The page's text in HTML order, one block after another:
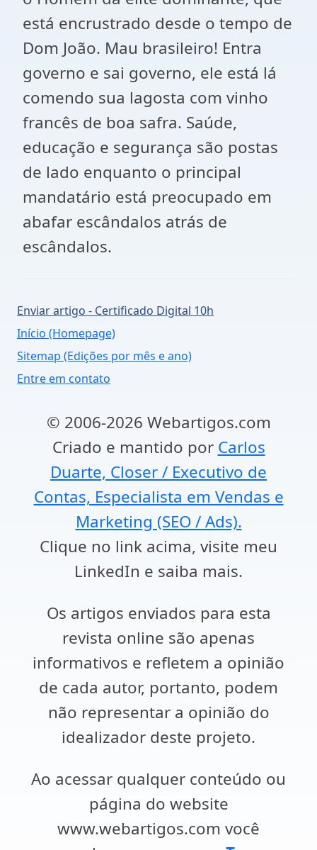
está encrustrado desde o tempo de
Dom João. Mau brasileiro! Entra
governo e sai governo, ele está lá
comendo sua lagosta com vinho
francês de boa safra. Saúde,
educação e segurança são postas
de lado enquanto o principal
mandatário está preocupado em
abafar escândalos atrás de
escândalos.
Enviar artigo - Certificado Digital 10h
Início (Homepage)
Sitemap (Edições por mês e ano)
Entre em contato
© 2006-2026 Webartigos.com
Criado e mantido por Carlos
Duarte, Closer / Executivo de
Contas, Especialista em Vendas e
Marketing (SEO / Ads).
Clique no link acima, visite meu
LinkedIn e saiba mais.
Os artigos enviados para esta
revista online são apenas
informativos e refletem a opinião
de cada autor, portanto, podem
não representar a opinião do
idealizador deste projeto.
Ao acessar qualquer conteúdo ou
página do website
www.webartigos.com você